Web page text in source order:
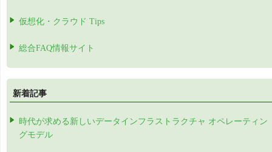
仮想化・クラウド Tips
総合FAQ情報サイト
新着記事
時代が求める新しいデータインフラストラクチャ オペレーティン
グモデル